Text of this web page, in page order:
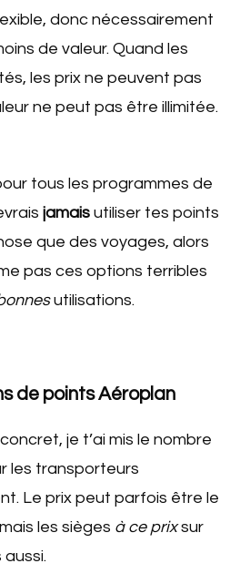
donc nécessairement
de valeur. Quand les
les prix ne peuvent pas
ne peut pas être illimitée.
tous les programmes de
jamais utiliser tes points
que des voyages, alors
pas ces options terribles
utilisations.
de points Aéroplan
je t’ai mis le nombre
les transporteurs
Le prix peut parfois être le
les sièges à ce prixsur